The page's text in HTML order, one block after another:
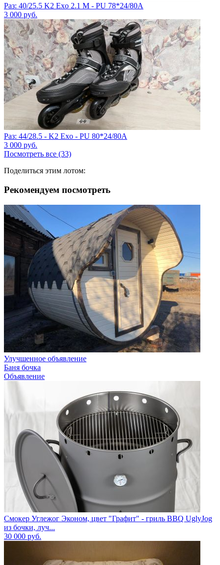
Раз: 40/25.5 K2 Exo 2.1 M - PU 78*24/80A
3 000 руб.
Раз: 44/28.5 - K2 Exo - PU 80*24/80A
3 000 руб.
Посмотреть все (33)
Поделиться этим лотом:
Рекомендуем посмотреть
Улучшенное объявление
Баня бочка
Объявление
Смокер Углежог Эконом, цвет "Графит" - гриль BBQ UglyJog
из бочки, луч...
30 000 руб.